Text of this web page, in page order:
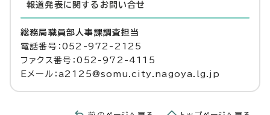
報道発表に関するお問い合せ
総務局職員部人事課調査担当
電話番号：052-972-2125
ファクス番号：052-972-4115
Eメール：a2125@somu.city.nagoya.lg.jp